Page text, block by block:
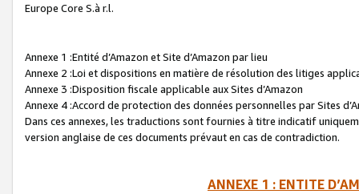
Europe Core S.à r.l.
Annexe 1 :Entité d’Amazon et Site d’Amazon par lieu
Annexe 2 :Loi et dispositions en matière de résolution des litiges
Annexe 3 :Disposition fiscale applicable aux Sites d’Amazon
Annexe 4 :Accord de protection des données personnelles par Sites
Dans ces annexes, les traductions sont fournies à titre indicatif
version anglaise de ces documents prévaut en cas de contradiction.
ANNEXE 1 : ENTITE